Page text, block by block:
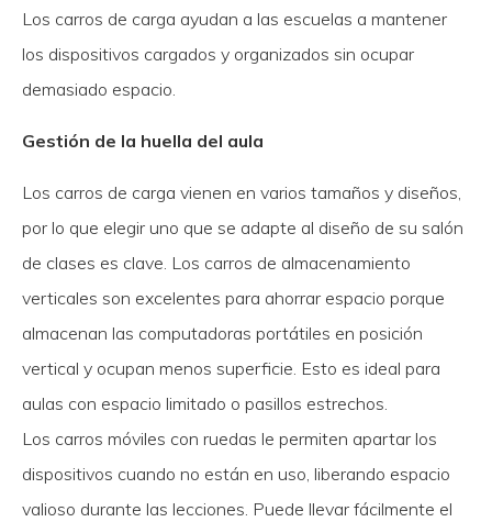
Los carros de carga ayudan a las escuelas a mantener
los dispositivos cargados y organizados sin ocupar
demasiado espacio.
Gestión de la huella del aula
Los carros de carga vienen en varios tamaños y diseños,
por lo que elegir uno que se adapte al diseño de su salón
de clases es clave. Los carros de almacenamiento
verticales son excelentes para ahorrar espacio porque
almacenan las computadoras portátiles en posición
vertical y ocupan menos superficie. Esto es ideal para
aulas con espacio limitado o pasillos estrechos.
Los carros móviles con ruedas le permiten apartar los
dispositivos cuando no están en uso, liberando espacio
valioso durante las lecciones. Puede llevar fácilmente el